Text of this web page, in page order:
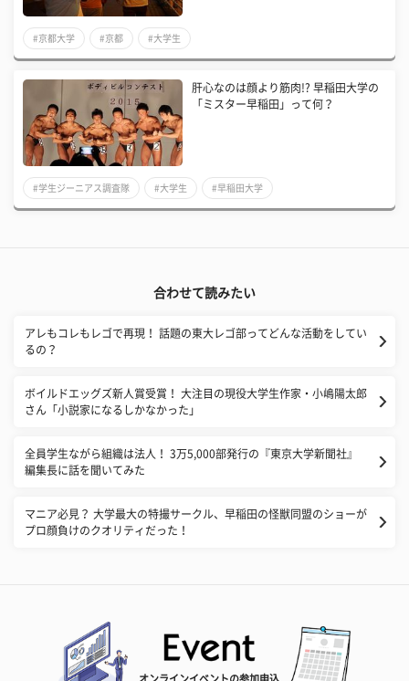
#京都大学 #京都 #大学生
肝心なのは顔より筋肉!? 早稲田大学の
「ミスター早稲田」って何？
#学生ジーニアス調査隊 #大学生 #早稲田大学
合わせて読みたい
アレもコレもレゴで再現！ 話題の東大レゴ部ってどんな活動をしてい
るの？
ボイルドエッグズ新人賞受賞！ 大注目の現役大学生作家・小嶋陽太郎
さん「小説家になるしかなかった」
全員学生ながら組織は法人！ 3万5,000部発行の『東京大学新聞社』
編集長に話を聞いてみた
マニア必見？ 大学最大の特撮サークル、早稲田の怪獣同盟のショーが
プロ顔負けのクオリティだった！
オンラインイベントの参加申込